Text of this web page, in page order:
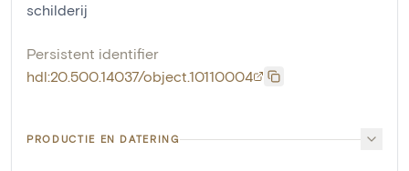
schilderij
Persistent identifier
hdl:20.500.14037/object.10110004
PRODUCTIE EN DATERING